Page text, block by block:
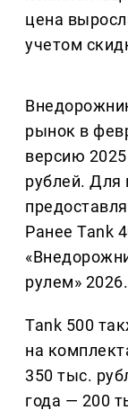
цена
учетом
рынок в
версию
рублей. Для
Ранее Tank
рулем» 2026.
Tank 500
на
350 тыс.
года — 200